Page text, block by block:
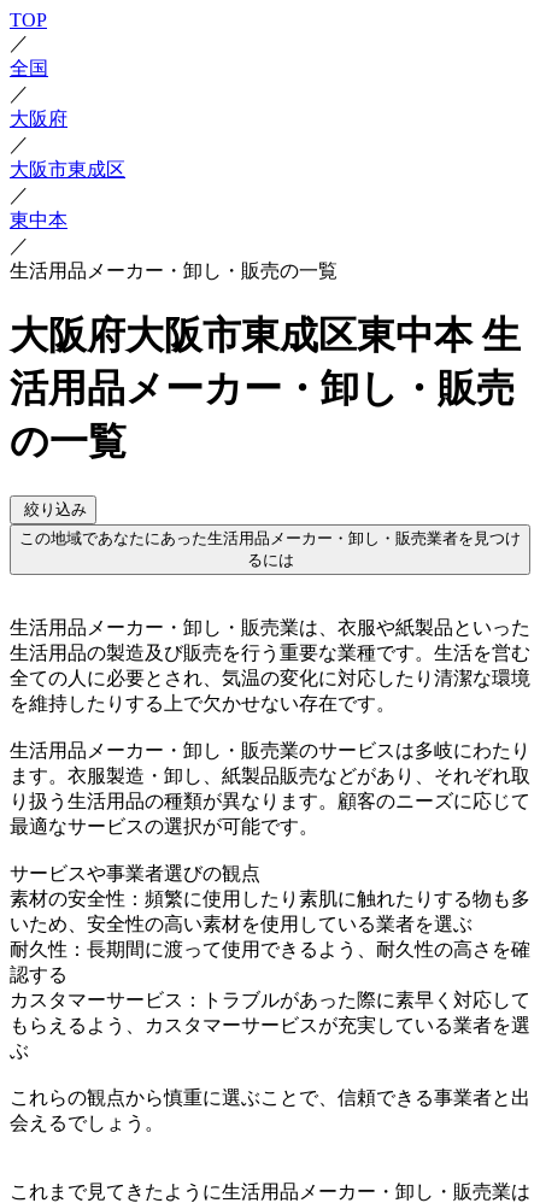
TOP
／
全国
／
大阪府
／
大阪市東成区
／
東中本
／
生活用品メーカー・卸し・販売の一覧
大阪府大阪市東成区東中本 生
活用品メーカー・卸し・販売
の一覧
絞り込み
この地域であなたにあった生活用品メーカー・卸し・販売業者を見つけ
るには
生活用品メーカー・卸し・販売業は、衣服や紙製品といった
生活用品の製造及び販売を行う重要な業種です。生活を営む
全ての人に必要とされ、気温の変化に対応したり清潔な環境
を維持したりする上で欠かせない存在です。
生活用品メーカー・卸し・販売業のサービスは多岐にわたり
ます。衣服製造・卸し、紙製品販売などがあり、それぞれ取
り扱う生活用品の種類が異なります。顧客のニーズに応じて
最適なサービスの選択が可能です。
サービスや事業者選びの観点
素材の安全性：頻繁に使用したり素肌に触れたりする物も多
いため、安全性の高い素材を使用している業者を選ぶ
耐久性：長期間に渡って使用できるよう、耐久性の高さを確
認する
カスタマーサービス：トラブルがあった際に素早く対応して
もらえるよう、カスタマーサービスが充実している業者を選
ぶ
これらの観点から慎重に選ぶことで、信頼できる事業者と出
会えるでしょう。
これまで見てきたように生活用品メーカー・卸し・販売業は